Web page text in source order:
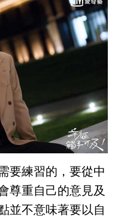
要練習的，要從中
尊重自己的意見及
並不意味著要以自